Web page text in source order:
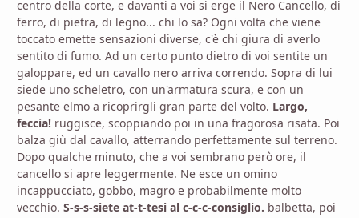
centro della corte, e davanti a voi si erge il Nero Cancello, di
ferro, di pietra, di legno... chi lo sa? Ogni volta che viene
toccato emette sensazioni diverse, c'è chi giura di averlo
sentito di fumo. Ad un certo punto dietro di voi sentite un
galoppare, ed un cavallo nero arriva correndo. Sopra di lui
siede uno scheletro, con un'armatura scura, e con un
pesante elmo a ricoprirgli gran parte del volto. Largo,
feccia! ruggisce, scoppiando poi in una fragorosa risata. Poi
balza giù dal cavallo, atterrando perfettamente sul terreno.
Dopo qualche minuto, che a voi sembrano però ore, il
cancello si apre leggermente. Ne esce un omino
incappucciato, gobbo, magro e probabilmente molto
vecchio. S-s-s-siete at-t-tesi al c-c-c-consiglio. balbetta, poi